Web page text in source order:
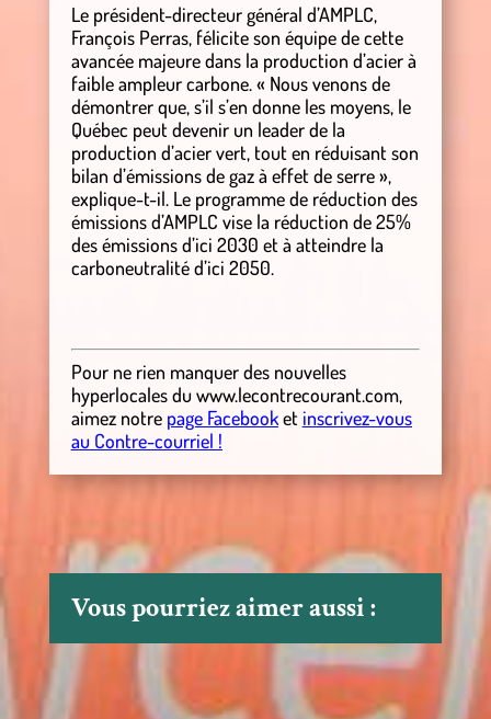
Le président-directeur général d’AMPLC,
François Perras, félicite son équipe de cette
avancée majeure dans la production d’acier à
faible ampleur carbone. « Nous venons de
démontrer que, s’il s’en donne les moyens, le
Québec peut devenir un leader de la
production d’acier vert, tout en réduisant son
bilan d’émissions de gaz à effet de serre »,
explique-t-il. Le programme de réduction des
émissions d’AMPLC vise la réduction de 25%
des émissions d’ici 2030 et à atteindre la
carboneutralité d’ici 2050.
Pour ne rien manquer des nouvelles
hyperlocalesdu www.lecontrecourant.com,
aimez notre page Facebooket inscrivez-vous
au Contre-courriel !
Vous pourriez aimer aussi :